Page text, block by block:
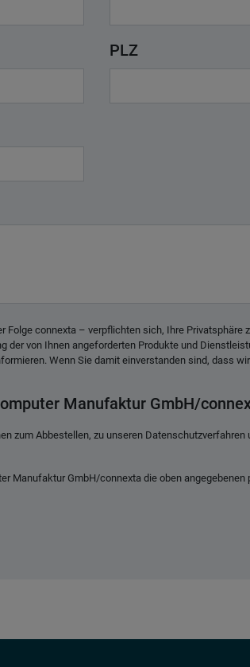
PLZ
Folge connexta – verpflichten sich, Ihre Privatsphäre
von Ihnen angeforderten Produkte und
Wenn Sie damit einverstanden sind, dass
Manufaktur GmbH/
zum Abbestellen, zu unseren
Manufaktur GmbH/connexta die oben